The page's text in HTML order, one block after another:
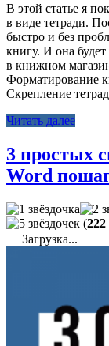
В этой статье я
в виде тетради.
быстро и без
книгу. И она
в книжном
Форматирование
Скрепление
Читать далее
3 простых
Word
(222
Загрузка...